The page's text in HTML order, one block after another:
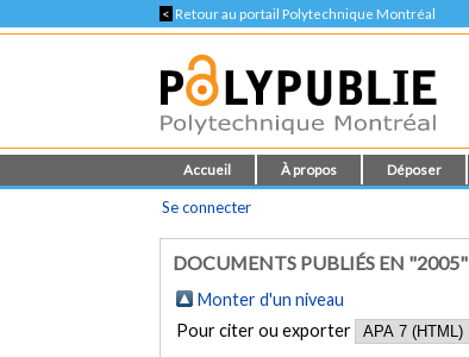
< Retour au portail Polytechnique Montréal
Accueil À propos Déposer
Se connecter
DOCUMENTS PUBLIÉS EN "2005"
Monter d'un niveau
Pour citer ou exporter